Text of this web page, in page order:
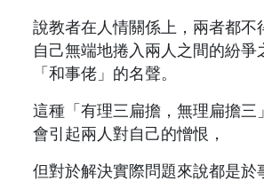
說教者在人情關係上，兩者都不
自己無端地捲入兩人之間的紛爭
「和事佬」的名聲。
這種「有理三扁擔，無理扁擔三
會引起兩人對自己的憎恨，
但對於解決實際問題來說都是於